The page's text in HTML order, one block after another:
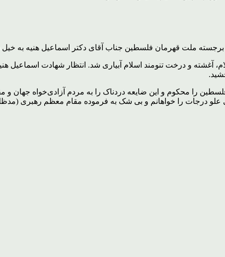
برجسته ملت قهرمان فلسطین جناب آقای دکتر اسماعیل هنیه به
و درخت تنومند اسلام آبیاری شد. انتظار شهادت اسماعیل
را محکوم و این ضایعه دردناک را به مردم آزادی‌خواه
درجات را خواهانم و بی شک به فرموده مقام معظم رهبری